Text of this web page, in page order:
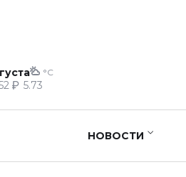
°C
5.73
НОВОСТИ